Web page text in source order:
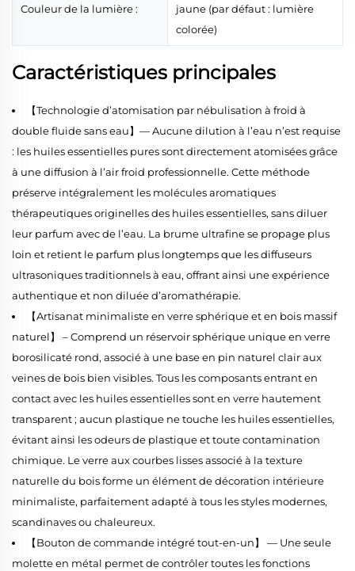
Couleur de la lumière :
jaune (par défaut : lumière
colorée)
Caractéristiques principales
【Technologie d’atomisation par nébulisation à froid à
double fluide sans eau】— Aucune dilution à l’eau n’est requise
: les huiles essentielles pures sont directement atomisées grâce
à une diffusion à l’air froid professionnelle. Cette méthode
préserve intégralement les molécules aromatiques
thérapeutiques originelles des huiles essentielles, sans diluer
leur parfum avec de l’eau. La brume ultrafine se propage plus
loin et retient le parfum plus longtemps que les diffuseurs
ultrasoniques traditionnels à eau, offrant ainsi une expérience
authentique et non diluée d’aromathérapie.
【Artisanat minimaliste en verre sphérique et en bois massif
naturel】 – Comprend un réservoir sphérique unique en verre
borosilicaté rond, associé à une base en pin naturel clair aux
veines de bois bien visibles. Tous les composants entrant en
contact avec les huiles essentielles sont en verre hautement
transparent ; aucun plastique ne touche les huiles essentielles,
évitant ainsi les odeurs de plastique et toute contamination
chimique. Le verre aux courbes lisses associé à la texture
naturelle du bois forme un élément de décoration intérieure
minimaliste, parfaitement adapté à tous les styles modernes,
scandinaves ou chaleureux.
【Bouton de commande intégré tout-en-un】 — Une seule
molette en métal permet de contrôler toutes les fonctions